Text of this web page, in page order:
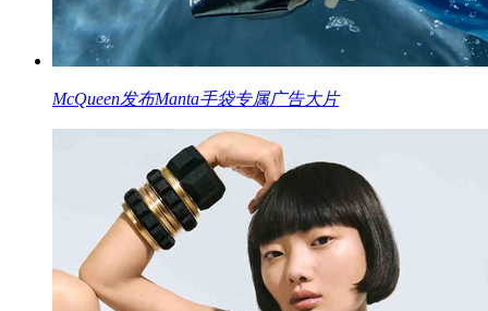
McQueen发布Manta手袋专属广告大片